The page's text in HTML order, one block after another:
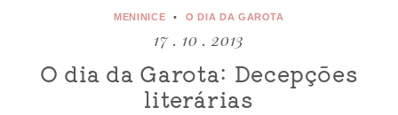
MENINICE O DIA DA GAROTA
17 . 10 . 2013
O dia da Garota: Decepções
literárias